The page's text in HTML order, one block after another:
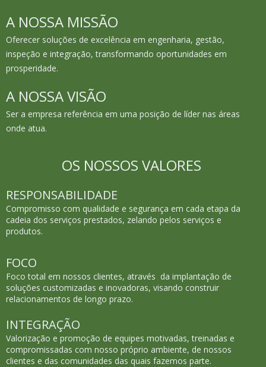
A NOSSA MISSÃO
Oferecer soluções de excelência em engenharia, gestão,
inspeção e integração, transformando oportunidades em
prosperidade.
A NOSSA VISÃO
Ser a empresa referência em uma posição de líder nas áreas
onde atua.
OS NOSSOS VALORES
RESPONSABILIDADE
Compromisso com qualidade e segurança em cada etapa da
cadeia dos serviços prestados, zelando pelos serviços e
produtos.
FOCO
Foco total em nossos clientes, através da implantação de
soluções customizadas e inovadoras, visando construir
relacionamentos de longo prazo.
INTEGRAÇÃO
Valorização e promoção de equipes motivadas, treinadas e
compromissadas com nosso próprio ambiente, de nossos
clientes e das comunidades das quais fazemos parte.